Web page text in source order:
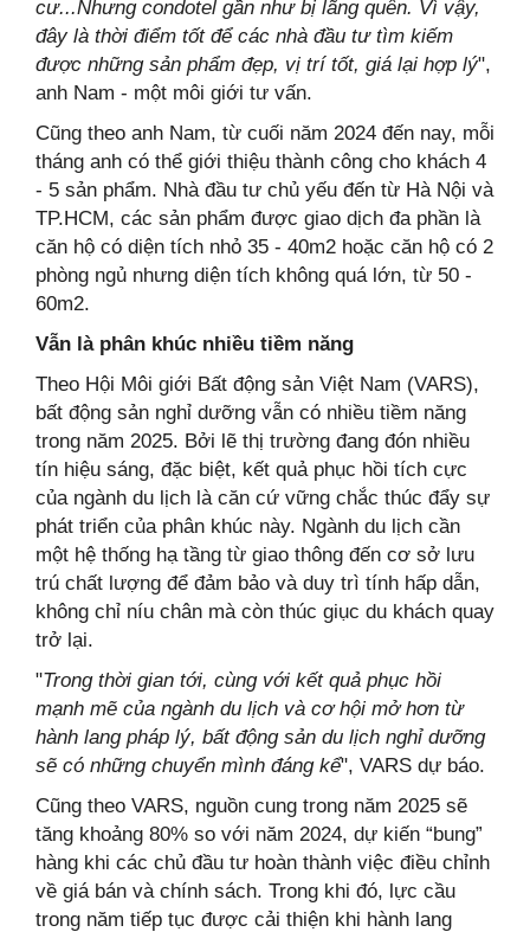
cư...Nhưng condotel gần như bị lãng quên. Vì vậy,
đây là thời điểm tốt để các nhà đầu tư tìm kiếm
được những sản phẩm đẹp, vị trí tốt, giá lại hợp lý",
anh Nam - một môi giới tư vấn.
Cũng theo anh Nam, từ cuối năm 2024 đến nay, mỗi
tháng anh có thể giới thiệu thành công cho khách 4
- 5 sản phẩm. Nhà đầu tư chủ yếu đến từ Hà Nội và
TP.HCM, các sản phẩm được giao dịch đa phần là
căn hộ có diện tích nhỏ 35 - 40m2 hoặc căn hộ có 2
phòng ngủ nhưng diện tích không quá lớn, từ 50 -
60m2.
Vẫn là phân khúc nhiều tiềm năng
Theo Hội Môi giới Bất động sản Việt Nam (VARS),
bất động sản nghỉ dưỡng vẫn có nhiều tiềm năng
trong năm 2025. Bởi lẽ thị trường đang đón nhiều
tín hiệu sáng, đặc biệt, kết quả phục hồi tích cực
của ngành du lịch là căn cứ vững chắc thúc đẩy sự
phát triển của phân khúc này. Ngành du lịch cần
một hệ thống hạ tầng từ giao thông đến cơ sở lưu
trú chất lượng để đảm bảo và duy trì tính hấp dẫn,
không chỉ níu chân mà còn thúc giục du khách quay
trở lại.
"Trong thời gian tới, cùng với kết quả phục hồi
mạnh mẽ của ngành du lịch và cơ hội mở hơn từ
hành lang pháp lý, bất động sản du lịch nghỉ dưỡng
sẽ có những chuyển mình đáng kể", VARS dự báo.
Cũng theo VARS, nguồn cung trong năm 2025 sẽ
tăng khoảng 80% so với năm 2024, dự kiến “bung”
hàng khi các chủ đầu tư hoàn thành việc điều chỉnh
về giá bán và chính sách. Trong khi đó, lực cầu
trong năm tiếp tục được cải thiện khi hành lang